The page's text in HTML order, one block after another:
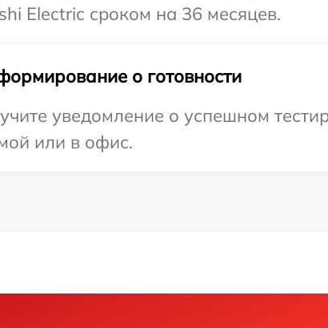
Electric сроком на 36 месяцев.
о готовности
уведомление о успешном
или в офис.